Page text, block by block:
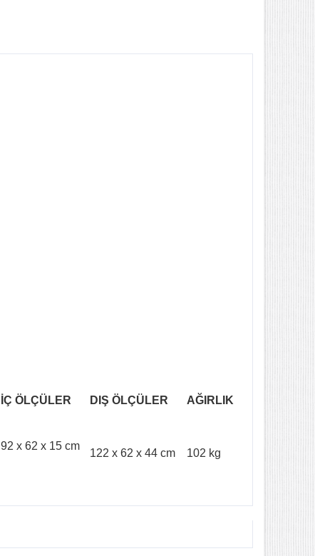
İÇ ÖLÇÜLER DIŞ ÖLÇÜLER AĞIRLIK
92 x 62 x 15 cm
122 x 62 x 44 cm 102 kg